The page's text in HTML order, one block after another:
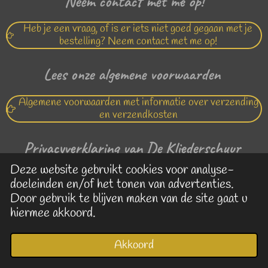
Deze website gebruikt cookies voor analyse-
doeleinden en/of het tonen van advertenties.
Door gebruik te blijven maken van de site gaat u
hiermee akkoord.
Akkoord
Heb je een vraag, of is er iets niet goed gegaan met je
bestelling? Neem contact met me op!
Lees onze algemene voorwaarden
Algemene voorwaarden met informatie over verzending
en verzendkosten
Privacyverklaring van De Kliederschuur
Lees hier de privacy verklaring van De Kliederschuur
© 2020 - 2026 DeKliederschuur